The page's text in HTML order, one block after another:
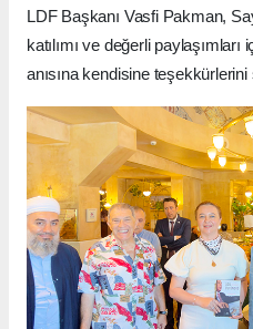
LDF Başkanı Vasfi Pakman,
katılımı ve değerli
anısına kendisine teşekkürlerini